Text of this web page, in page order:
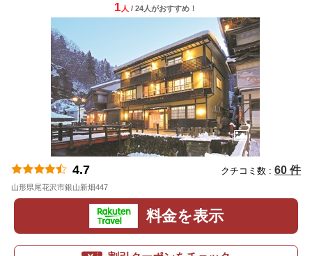
1 人 / 24人がおすすめ！
4.7 クチコミ数 : 60 件
山形県尾花沢市銀山新畑447
料金を表示